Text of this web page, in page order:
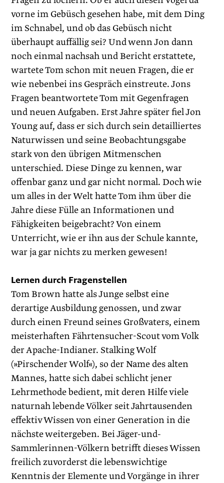
vorne im Gebüsch gesehen habe, mit dem Ding
im Schnabel, und ob das Gebüsch nicht
überhaupt auffällig sei? Und wenn Jon dann
noch einmal nachsah und Bericht erstattete,
wartete Tom schon mit neuen Fragen, die er
wie nebenbei ins Gespräch einstreute. Jons
Fragen beantwortete Tom mit Gegenfragen
und neuen Aufgaben. Erst Jahre später fiel Jon
Young auf, dass er sich durch sein detailliertes
Naturwissen und seine Beobachtungsgabe
stark von den übrigen Mitmenschen
unterschied. Diese Dinge zu kennen, war
offenbar ganz und gar nicht normal. Doch wie
um alles in der Welt hatte Tom ihm über die
Jahre diese Fülle an Informationen und
Fähigkeiten beigebracht? Von einem
Unterricht, wie er ihn aus der Schule kannte,
war ja gar nichts zu merken gewesen!
Lernen durch Fragenstellen
Tom Brown hatte als Junge selbst eine
derartige Ausbildung genossen, und zwar
durch einen Freund seines Großvaters, einem
meisterhaften Fährtensucher-Scout vom Volk
der Apache-Indianer. Stalking Wolf
(»Pirschender Wolf«), so der Name des alten
Mannes, hatte sich dabei schlicht jener
Lehrmethode bedient, mit deren Hilfe viele
naturnah lebende Völker seit Jahrtausenden
effektiv Wissen von einer Generation in die
nächste weitergeben. Bei Jäger-und-
Sammlerinnen-Völkern betrifft dieses Wissen
freilich zuvorderst die lebenswichtige
Kenntnis der Elemente und Vorgänge in ihrer